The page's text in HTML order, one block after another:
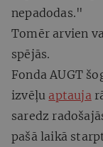
nepadodas."
Tomēr arvien
spējās.
Fonda AUGT
izvēļu aptauja
saredz
pašā laikā